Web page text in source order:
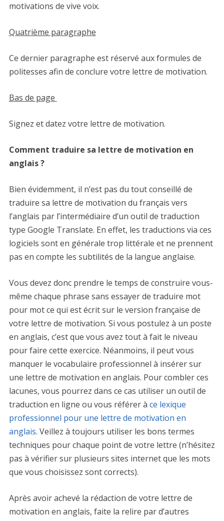
motivations de vive voix.
Quatrième paragraphe
Ce dernier paragraphe est réservé aux formules de
politesses afin de conclure votre lettre de motivation.
Bas de page
Signez et datez votre lettre de motivation.
Comment traduire sa lettre de motivation en
anglais ?
Bien évidemment, il n’est pas du tout conseillé de
traduire sa lettre de motivation du français vers
l’anglais par l’intermédiaire d’un outil de traduction
type Google Translate. En effet, les traductions via ces
logiciels sont en générale trop littérale et ne prennent
pas en compte les subtilités de la langue anglaise.
Vous devez donc prendre le temps de construire vous-
même chaque phrase sans essayer de traduire mot
pour mot ce qui est écrit sur le version française de
votre lettre de motivation. Si vous postulez à un poste
en anglais, c’est que vous avez tout à fait le niveau
pour faire cette exercice. Néanmoins, il peut vous
manquer le vocabulaire professionnel à insérer sur
une lettre de motivation en anglais. Pour combler ces
lacunes, vous pourrez dans ce cas utiliser un outil de
traduction en ligne ou vous référer à ce lexique
professionnel pour une lettre de motivation en
anglais. Veillez à toujours utiliser les bons termes
techniques pour chaque point de votre lettre (n’hésitez
pas à vérifier sur plusieurs sites internet que les mots
que vous choisissez sont corrects).
Après avoir achevé la rédaction de votre lettre de
motivation en anglais, faite la relire par d’autres